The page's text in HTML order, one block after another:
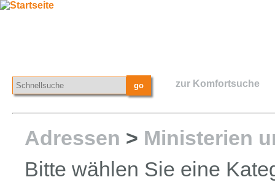
zur Komfortsuche
Adressen > Ministerien
Bitte wählen Sie eine